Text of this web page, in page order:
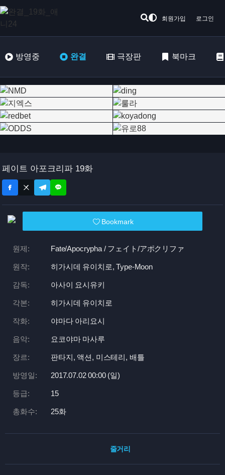
회원가입 로그인
방영중 완결 극장판 북마크
페이트 아포크리파 19화
Bookmark
원제: Fate/Apocrypha / フェイト/アポクリファ
원작: 히가시데 유이치로, Type-Moon
감독: 아사이 요시유키
각본: 히가시데 유이치로
작화: 야마다 아리요시
음악: 요코야마 마사루
장르: 판타지, 액션, 미스테리, 배틀
방영일: 2017.07.02 00:00 (일)
등급: 15
총화수: 25화
줄거리